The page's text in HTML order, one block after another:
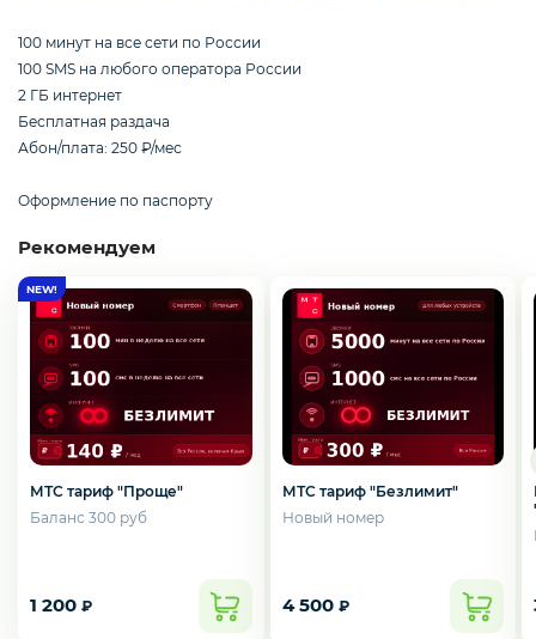
Смартфоны / Телефоны
100 минут на все сети по России
100 SMS на любого оператора России
2 ГБ интернет
Бесплатная раздача
Абон/плата: 250 ₽/мес
Оформление по паспорту
Рекомендуем
МТС тариф "Проще"
Баланс 300 руб
1 200 ₽
МТС тариф "Безлимит"
Новый номер
4 500 ₽